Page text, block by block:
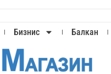
Бизнис Балкан